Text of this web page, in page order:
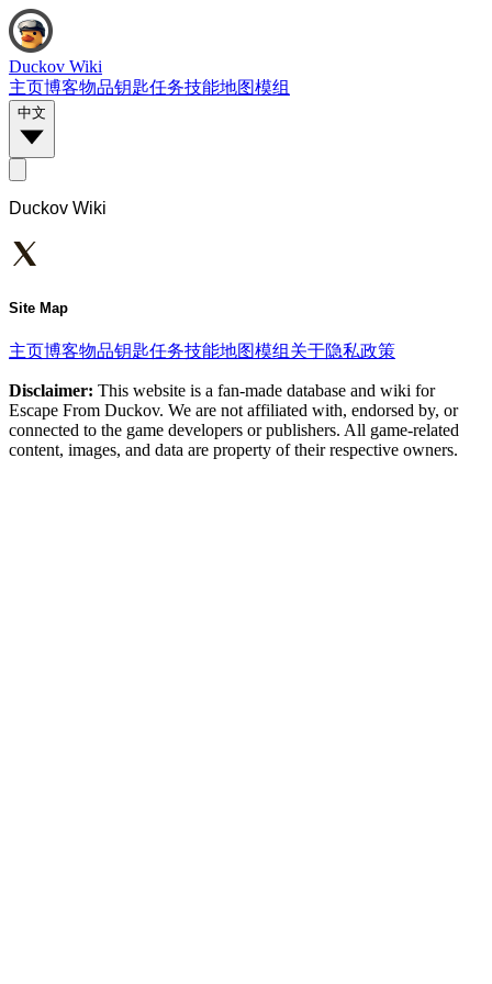
Duckov Wiki
主页博客物品钥匙任务技能地图模组
中文
Duckov Wiki
Site Map
主页博客物品钥匙任务技能地图模组 关于隐私政策
Disclaimer: This website is a fan-made database and wiki for
Escape From Duckov. We are not affiliated with, endorsed by, or
connected to the game developers or publishers. All game-related
content, images, and data are property of their respective owners.